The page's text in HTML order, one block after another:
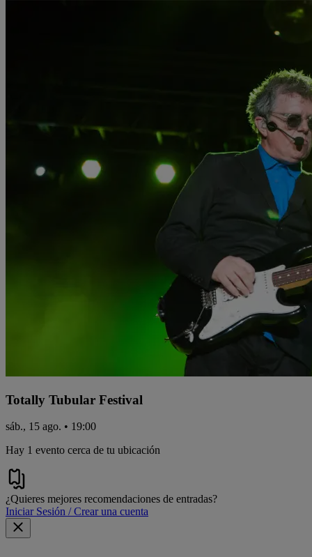
Totally Tubular Festival
sáb., 15 ago. • 19:00
Hay 1 evento cerca de tu ubicación
¿Quieres mejores recomendaciones de entradas?
Iniciar Sesión / Crear una cuenta